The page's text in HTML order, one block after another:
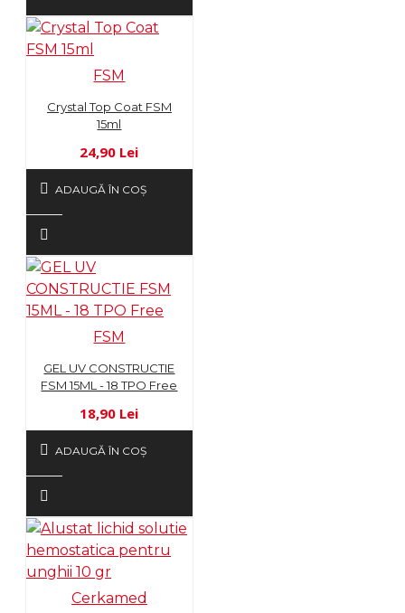
FSM
Crystal Top Coat FSM
15ml
24,90 Lei
ADAUGĂ ÎN COŞ
FSM
GEL UV CONSTRUCTIE
FSM 15ML - 18 TPO Free
18,90 Lei
ADAUGĂ ÎN COŞ
Cerkamed